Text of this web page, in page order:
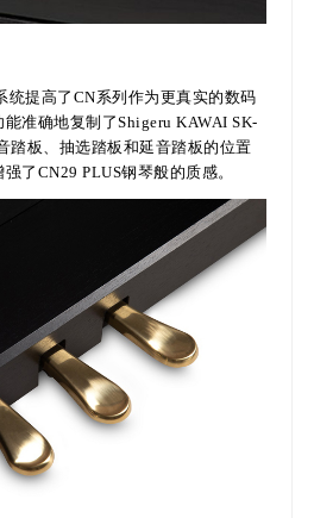
统提高了CN系列作为更真实的数码
准确地复制了Shigeru KAWAI SK-
踏板、抽选踏板和延音踏板的位置
了CN29 PLUS钢琴般的质感。